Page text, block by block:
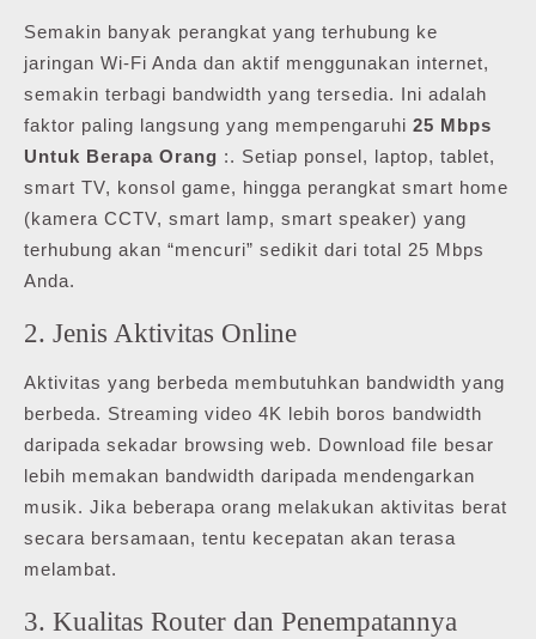
Semakin banyak perangkat yang terhubung ke
jaringan Wi-Fi Anda dan aktif menggunakan internet,
semakin terbagi bandwidth yang tersedia. Ini adalah
faktor paling langsung yang mempengaruhi 25 Mbps
Untuk Berapa Orang :. Setiap ponsel, laptop, tablet,
smart TV, konsol game, hingga perangkat smart home
(kamera CCTV, smart lamp, smart speaker) yang
terhubung akan “mencuri” sedikit dari total 25 Mbps
Anda.
2. Jenis Aktivitas Online
Aktivitas yang berbeda membutuhkan bandwidth yang
berbeda. Streaming video 4K lebih boros bandwidth
daripada sekadar browsing web. Download file besar
lebih memakan bandwidth daripada mendengarkan
musik. Jika beberapa orang melakukan aktivitas berat
secara bersamaan, tentu kecepatan akan terasa
melambat.
3. Kualitas Router dan Penempatannya